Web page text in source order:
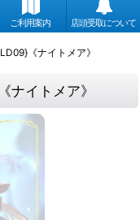
ご利用案内 店頭受取について
《ナイトメア》
イトメア》